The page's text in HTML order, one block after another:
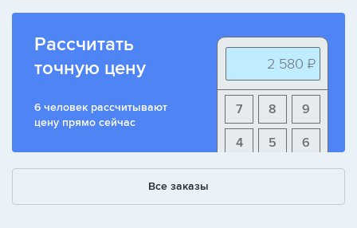
Рассчитать
точную цену
6 человек рассчитывают
цену прямо сейчас
2 580 ₽
9
8
7
6
5
4
+ - /
Все заказы